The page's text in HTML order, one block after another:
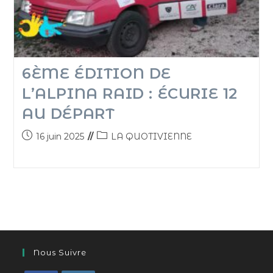
6ÈME ÉDITION DE
L’ALPINA RAID : ÉCURIE 12
AU DÉPART
16 juin 2025 LA QUOTIVIENNE
Nous Suivre